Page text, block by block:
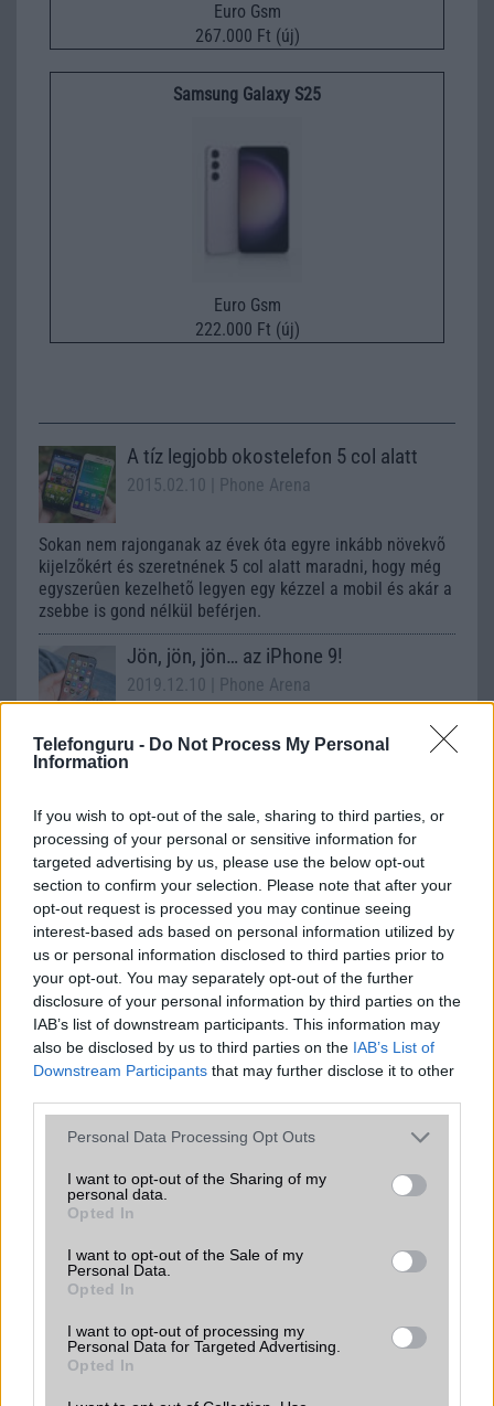
Telefonguru - Do Not Process My Personal
Information
If you wish to opt-out of the sale, sharing to third parties, or
processing of your personal or sensitive information for
targeted advertising by us, please use the below opt-out
section to confirm your selection. Please note that after your
opt-out request is processed you may continue seeing
interest-based ads based on personal information utilized by
us or personal information disclosed to third parties prior to
your opt-out. You may separately opt-out of the further
disclosure of your personal information by third parties on the
IAB’s list of downstream participants. This information may
also be disclosed by us to third parties on the IAB’s List of
Downstream Participants that may further disclose it to other
Please note that this website/app uses one or more Google
not limited to your visit or usage behaviour. You may click to
grant or deny consent to Google and its third-party tags to
use your data for below specified purposes in below Google
consent section.
Personal Data Processing Opt Outs
I want to opt-out of the Sharing of my
personal data.
Opted In
I want to opt-out of the Sale of my
Personal Data.
Opted In
I want to opt-out of processing my
Personal Data for Targeted Advertising.
Opted In
Euro Gsm
267.000 Ft (új)
Samsung Galaxy S25
Euro Gsm
222.000 Ft (új)
A tíz legjobb okostelefon 5 col alatt
2015.02.10 | Phone Arena
Sokan nem rajonganak az évek óta egyre inkább növekvõ
kijelzõkért és szeretnének 5 col alatt maradni, hogy még
egyszerûen kezelhetõ legyen egy kézzel a mobil és akár a
zsebbe is gond nélkül beférjen.
Jön, jön, jön… az iPhone 9!
2019.12.10 | Phone Arena
Az Apple következő okostelefonja az iPhone 9 lesz. Nem,
nem vicc és nem tévedés.
Kékhalált halnak az iPhone-ok
2015.06.26| MacRumors
Egyre több iPhone tulajdonos panaszkodik arra, hogy
random módon újraindul a készüléke, esetleg kékhalált is
hal.
Megérkezett iPhone-ra a Rome: Total
War kiegészítő
2019.05.10| PocketGamer
Végre a Barbarian Invasion is elérhető iOS alá, az
KAPCSOLÓDÓ HÍREK